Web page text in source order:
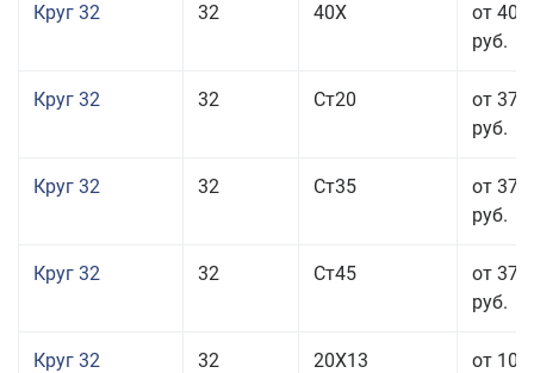
Круг 32 32 40Х
от 40
руб.
Круг 32 32 Ст20
от 37
руб.
Круг 32 32 Ст35
от 37
руб.
Круг 32 32 Ст45
от 37
руб.
Круг 32 32 20Х13
от 101